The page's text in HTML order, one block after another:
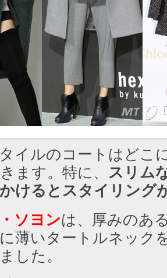
イルのコートはどこ
ます。特に、 スリム
けるとスタイリング
ソヨンは、厚みのあ
に薄いタートルネック
した。